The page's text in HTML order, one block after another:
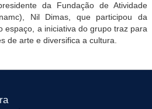
da Fundação de Atividade
Nil Dimas, que participou da
espaço, a iniciativa do grupo traz para
de arte e diversifica a cultura.